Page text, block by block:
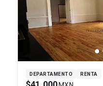
DEPARTAMENTO RENTA